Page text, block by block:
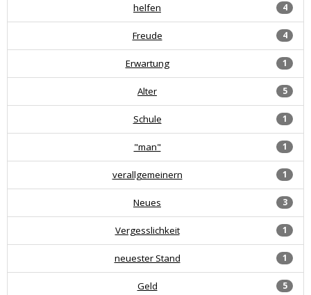
4
helfen
4
Freude
1
Erwartung
5
Alter
1
Schule
1
"man"
1
verallgemeinern
3
Neues
1
Vergesslichkeit
1
neuester Stand
5
Geld